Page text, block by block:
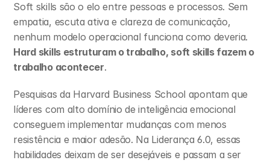
Soft skills são o elo entre pessoas e processos. Sem
empatia, escuta ativa e clareza de comunicação,
Hard skills estruturam o trabalho, soft skills fazem o
trabalho acontecer.
Pesquisas da Harvard Business School apontam que
líderes com alto domínio de inteligência emocional
conseguem implementar mudanças com menos
resistência e maior adesão. Na Liderança 6.0, essas
habilidades deixam de ser desejáveis e passam a ser